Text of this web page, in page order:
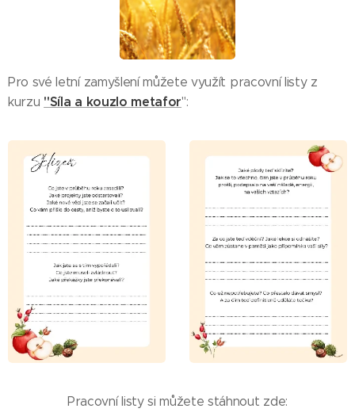
Pro své letní zamyšlení můžete využít pracovní listy z
kurzu "Síla a kouzlo metafor":
Pracovní listy si můžete stáhnout zde: